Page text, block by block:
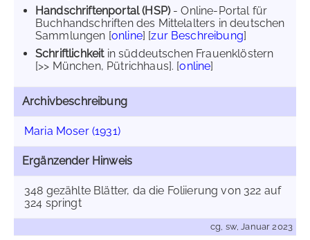
Handschriftenportal (HSP)- Online-Portal für
Buchhandschriften des Mittelalters in deutschen
Sammlungen [online] [zur Beschreibung]
Schriftlichkeitin süddeutschen Frauenklöstern
[>> München, Pütrichhaus]. [online]
Archivbeschreibung
Maria Moser (1931)
Ergänzender Hinweis
348 gezählte Blätter, da die Foliierung von 322 auf
324 springt
cg, sw, Januar 2023